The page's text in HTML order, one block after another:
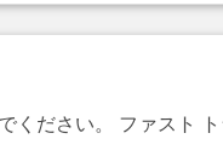
ください。 ファスト